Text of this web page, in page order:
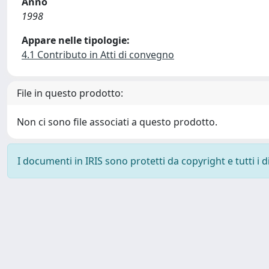
1998
Appare nelle tipologie:
4.1 Contributo in Atti di convegno
File in questo prodotto:
Non ci sono file associati a questo prodotto.
I documenti in IRIS sono protetti da copyright e tutti i